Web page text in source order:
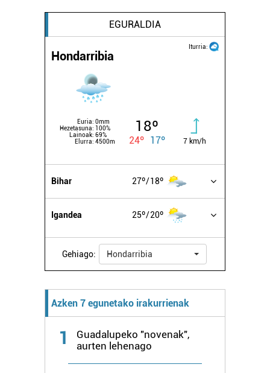
EGURALDIA
Iturria:
Hondarribia
Euria: 0mm
Hezetasuna:
100%
Lainoak: 69%
Elurra: 4500m
18º
24º 17º 7 km/h
Bihar 27º 18º
Igandea 25º 20º
Gehiago: Hondarribia
Azken 7 egunetako irakurrienak
1
Guadalupeko "novenak",
aurten lehenago